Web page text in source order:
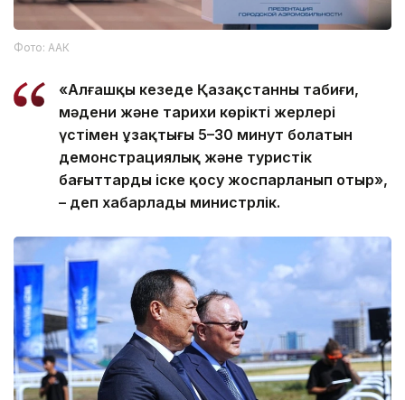
Фото: ААК
«Алғашқы кезеңде Қазақстанның табиғи,
мәдени және тарихи көрікті жерлері
үстімен ұзақтығы 5–30 минут болатын
демонстрациялық және туристік
бағыттарды іске қосу жоспарланып отыр»,
– деп хабарлады министрлік.